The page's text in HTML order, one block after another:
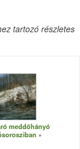
tartozó részletes
meddőhányó